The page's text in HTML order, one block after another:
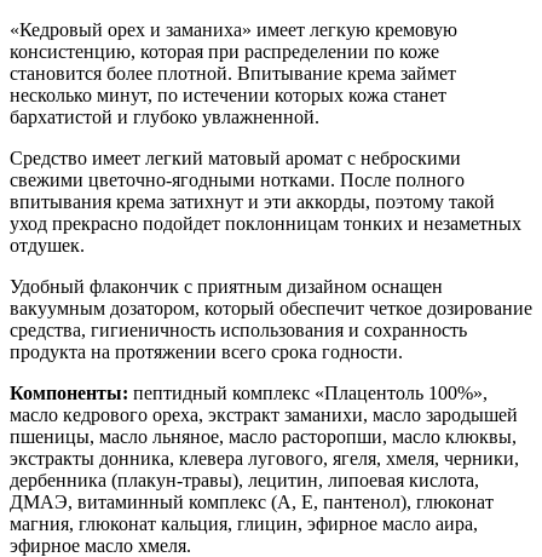
«Кедровый орех и заманиха» имеет легкую кремовую
консистенцию, которая при распределении по коже
становится более плотной. Впитывание крема займет
несколько минут, по истечении которых кожа станет
бархатистой и глубоко увлажненной.
Средство имеет легкий матовый аромат с неброскими
свежими цветочно-ягодными нотками. После полного
впитывания крема затихнут и эти аккорды, поэтому такой
уход прекрасно подойдет поклонницам тонких и незаметных
отдушек.
Удобный флакончик с приятным дизайном оснащен
вакуумным дозатором, который обеспечит четкое дозирование
средства, гигиеничность использования и сохранность
продукта на протяжении всего срока годности.
Компоненты: пептидный комплекс «Плацентоль 100%»,
масло кедрового ореха, экстракт заманихи, масло зародышей
пшеницы, масло льняное, масло расторопши, масло клюквы,
экстракты донника, клевера лугового, ягеля, хмеля, черники,
дербенника (плакун-травы), лецитин, липоевая кислота,
ДМАЭ, витаминный комплекс (А, Е, пантенол), глюконат
магния, глюконат кальция, глицин, эфирное масло аира,
эфирное масло хмеля.